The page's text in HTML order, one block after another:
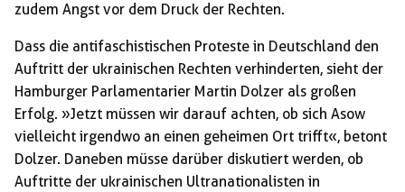
zudem Angst vor dem Druck der Rechten.
Dass die antifaschistischen Proteste in Deutschland den
Auftritt der ukrainischen Rechten verhinderten, sieht der
Hamburger Parlamentarier Martin Dolzer als großen
Erfolg. »Jetzt müssen wir darauf achten, ob sich Asow
vielleicht irgendwo an einen geheimen Ort trifft«, betont
Dolzer. Daneben müsse darüber diskutiert werden, ob
Auftritte der ukrainischen Ultranationalisten in